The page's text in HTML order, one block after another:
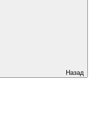
Назад